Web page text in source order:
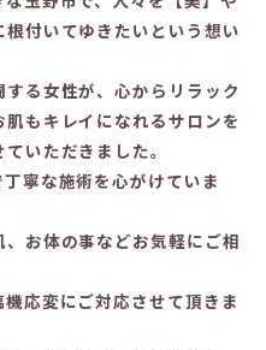
根付いてゆきたいという想い
る女性が、心からリラック
もキレイになれるサロンを
いただきました。
寧な施術を心がけていま
お体の事などお気軽にご相
応変にご対応させて頂きま